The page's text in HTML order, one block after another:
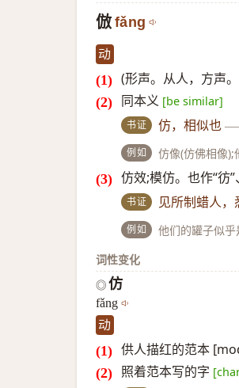
倣 fǎng
动
(形声。从人，方声
同本义 [be similar]
书证 仿，相似也
例如 仿像(仿佛相像);
仿效;模仿。也作“彷”
书证 见所制蜡人，
例如
他们的罐子似
词性变化
◎ 仿
fǎng
动
供人描红的范本
照着范本写的字